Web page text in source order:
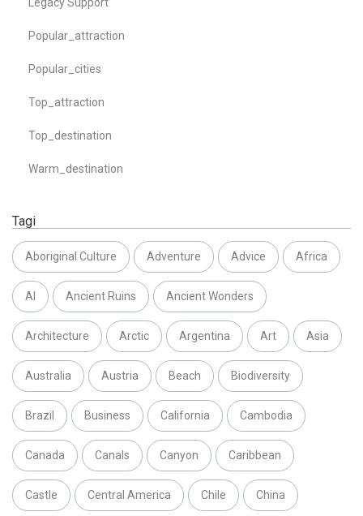
Popular_attraction
Popular_cities
Top_attraction
Top_destination
Warm_destination
Tagi
Aboriginal Culture Adventure Advice Africa
AI Ancient Ruins Ancient Wonders
Architecture Arctic Argentina Art Asia
Australia Austria Beach Biodiversity
Brazil Business California Cambodia
Canada Canals Canyon Caribbean
Castle Central America Chile China